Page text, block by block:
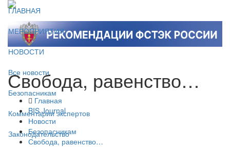
ГЛАВНАЯ
МЕРОПРИЯТИЯ
НОВОСТИ
Все новости
Безопасникам
Комментарии экспертов
Законодательство
Свобода, равенство…
Главная
BIS Journal
Новости
Безопасникам
Свобода, равенство…